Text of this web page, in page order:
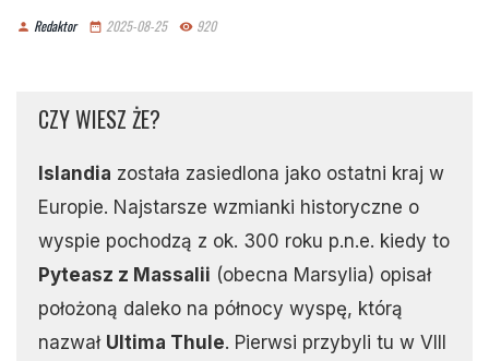
person Redaktor date_range 2025-08-25 remove_red_eye 920
CZY WIESZ ŻE?
Islandia została zasiedlona jako ostatni kraj w
Europie. Najstarsze wzmianki historyczne o
wyspie pochodzą z ok. 300 roku p.n.e. kiedy to
Pyteasz z Massalii (obecna Marsylia) opisał
położoną daleko na północy wyspę, którą
nazwał Ultima Thule. Pierwsi przybyli tu w VIII